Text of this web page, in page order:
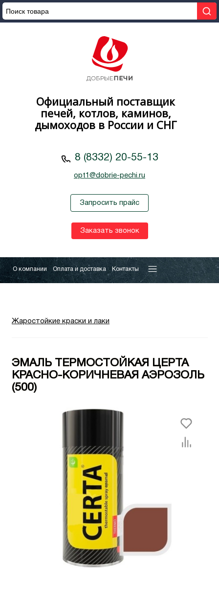
Официальный поставщик
печей, котлов, каминов,
дымоходов в России и СНГ
8 (8332) 20-55-13
opt1@dobrie-pechi.ru
Запросить прайс
Заказать звонок
О компании Оплата и доставка Контакты
Жаростойкие краски и лаки
ЭМАЛЬ ТЕРМОСТОЙКАЯ ЦЕРТА
КРАСНО-КОРИЧНЕВАЯ АЭРОЗОЛЬ
(500)